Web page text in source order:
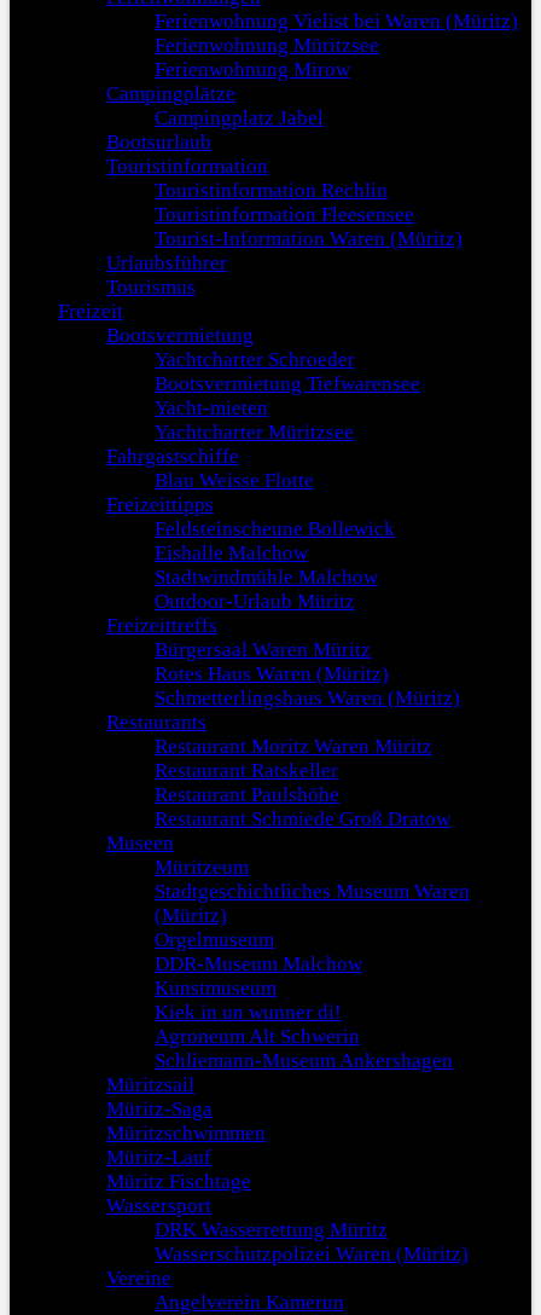
Ferienwohnung Vielist bei Waren (Müritz)
Ferienwohnung Müritzsee
Ferienwohnung Mirow
Campingplätze
Campingplatz Jabel
Bootsurlaub
Touristinformation
Touristinformation Rechlin
Touristinformation Fleesensee
Tourist-Information Waren (Müritz)
Urlaubsführer
Tourismus
Freizeit
Bootsvermietung
Yachtcharter Schroeder
Bootsvermietung Tiefwarensee
Yacht-mieten
Yachtcharter Müritzsee
Fahrgastschiffe
Blau Weisse Flotte
Freizeittipps
Feldsteinscheune Bollewick
Eishalle Malchow
Stadtwindmühle Malchow
Outdoor-Urlaub Müritz
Freizeittreffs
Bürgersaal Waren Müritz
Rotes Haus Waren (Müritz)
Schmetterlingshaus Waren (Müritz)
Restaurants
Restaurant Moritz Waren Müritz
Restaurant Ratskeller
Restaurant Paulshöhe
Restaurant Schmiede Groß Dratow
Museen
Müritzeum
Stadtgeschichtliches Museum Waren
(Müritz)
Orgelmuseum
DDR-Museum Malchow
Kunstmuseum
Kiek in un wunner di!
Agroneum Alt Schwerin
Schliemann-Museum Ankershagen
Müritzsail
Müritz-Saga
Müritzschwimmen
Müritz-Lauf
Müritz Fischtage
Wassersport
DRK Wasserrettung Müritz
Wasserschutzpolizei Waren (Müritz)
Vereine
Angelverein Kamerun